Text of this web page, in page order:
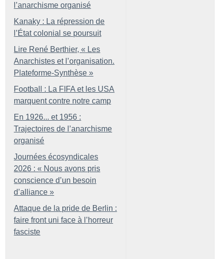
l’anarchisme organisé
Kanaky : La répression de
l’État colonial se poursuit
Lire René Berthier, « Les
Anarchistes et l’organisation.
Plateforme-Synthèse »
Football : La FIFA et les USA
marquent contre notre camp
En 1926... et 1956 :
Trajectoires de l’anarchisme
organisé
Journées écosyndicales
2026 : « Nous avons pris
conscience d’un besoin
d’alliance »
Attaque de la pride de Berlin :
faire front uni face à l’horreur
fasciste